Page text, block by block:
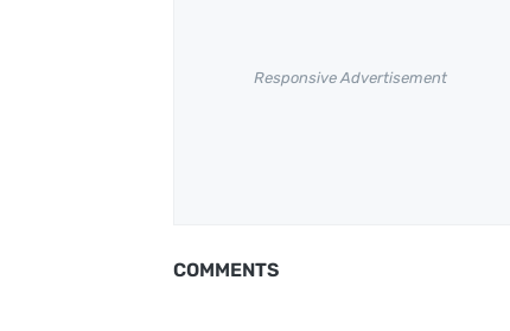
Responsive Advertisement
COMMENTS